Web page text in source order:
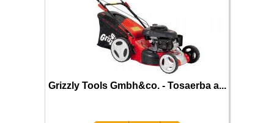
Grizzly Tools Gmbh&co. - Tosaerba a...